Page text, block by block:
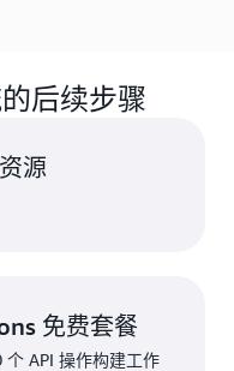
后续步骤
源
免费套餐
API 操作构建工作